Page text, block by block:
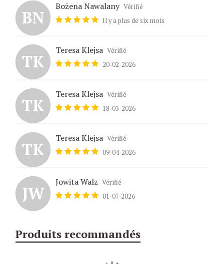
BN
Bożena Nawalany Vérifié
Il y a plus de six mois
TK
Teresa Klejsa Vérifié
20-02-2026
TK
Teresa Klejsa Vérifié
18-03-2026
TK
Teresa Klejsa Vérifié
09-04-2026
JW
Jowita Walz Vérifié
01-07-2026
Produits recommandés